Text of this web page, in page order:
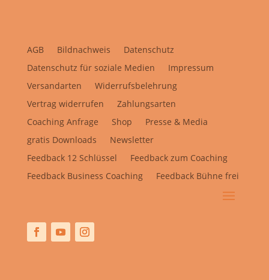
AGB Bildnachweis
Datenschutz
Datenschutz für soziale Medien
Impressum
Versandarten
Widerrufsbelehrung
Vertrag widerrufen
Zahlungsarten
Coaching Anfrage
Shop
Presse & Media
gratis Downloads
Newsletter
Feedback 12 Schlüssel
Feedback zum Coaching
Feedback Business Coaching
Feedback Bühne frei